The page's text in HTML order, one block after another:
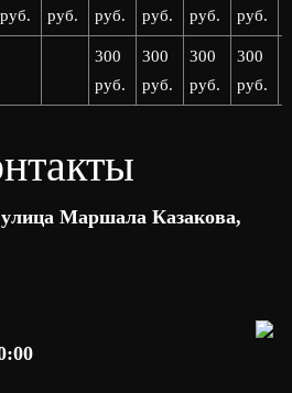
руб.
руб.
руб.
руб.
руб.
руб.
300
руб.
300
руб.
300
руб.
300
руб.
Маршала Казакова,